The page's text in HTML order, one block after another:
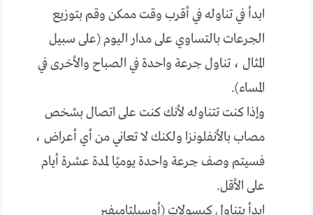
ابدأ في تناوله في أقرب وقت ممكن وقم بتوزيع
الجرعات بالتساوي على مدار اليوم (على سبيل
المثال ، تناول جرعة واحدة في الصباح والأخرى في
المساء).
وإذا كنت تتناوله لأنك كنت على اتصال بشخص
مصاب بالأنفلونزا ولكنك لا تعاني من أي أعراض ،
فسيتم وصف جرعة واحدة يوميًا لمدة عشرة أيام
على الأقل.
ابدأ بتناول كبسولات (أوسيلتاميفير